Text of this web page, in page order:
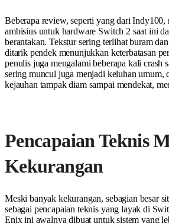
Beberapa review, seperti yang dari
ambisius untuk hardware Switch 2 saat ini
berantakan. Tekstur sering terlihat buram
ditarik pendek menunjukkan keterbatasan
penulis juga mengalami beberapa kali crash
sering muncul juga menjadi keluhan umum,
kejauhan tampak diam sampai mendekat,
Pencapaian Teknis
Kekurangan
Meski banyak kekurangan, sebagian besar
sebagai pencapaian teknis yang layak di
Enix ini awalnya dibuat untuk sistem yang